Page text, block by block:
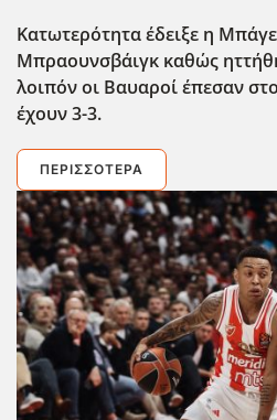
Κατωτερότητα έδειξε η
Μπραουνσβάιγκ καθώς
λοιπόν οι Βαυαροί έπεσαν
έχουν 3-3.
ΠΕΡΙΣΣΌΤΕΡΑ